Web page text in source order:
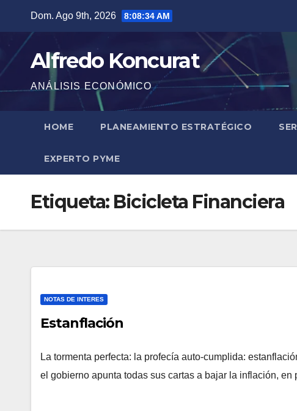
contenido
Dom. Ago 9th, 2026 8:08:35 AM
Alfredo Koncurat
ANÁLISIS ECONÓMICO
HOME PLANEAMIENTO ESTRATÉGICO
EXPERTO PYME
Etiqueta: Bicicleta Financiera
NOTAS DE INTERES
Estanflación
La tormenta perfecta: la profecía auto-cumplida:
el gobierno apunta todas sus cartas a bajar la inflación,